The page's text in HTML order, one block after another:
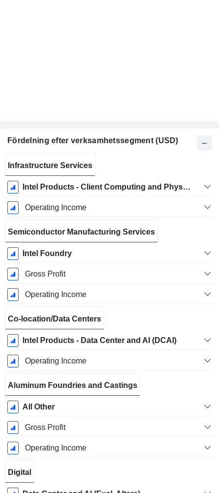
Fördelning efter verksamhetssegment (USD)
December
Infrastructure Services
Intel Products - Client Computing and Physical AI Group (CCPG)
Operating Income
Semiconductor Manufacturing Services
Intel Foundry
Gross Profit
Operating Income
Co-location/Data Centers
Intel Products - Data Center and AI (DCAI)
Operating Income
Aluminum Foundries and Castings
All Other
Gross Profit
Operating Income
Digital